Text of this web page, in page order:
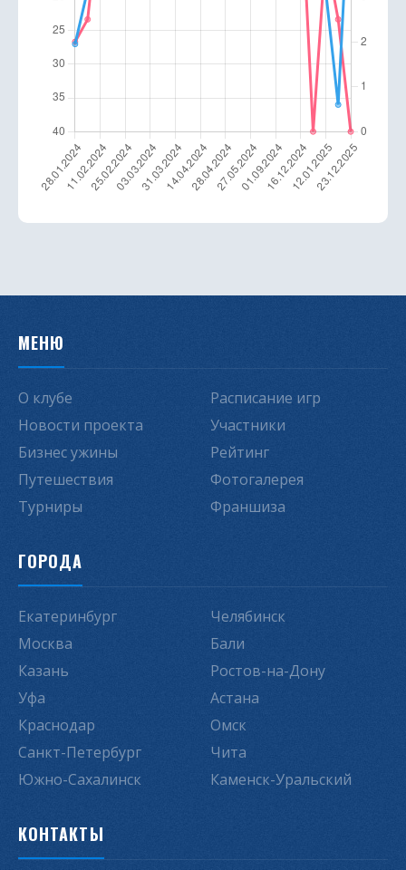
МЕНЮ
О клубе
Новости проекта
Бизнес ужины
Путешествия
Турниры
Расписание игр
Участники
Рейтинг
Фотогалерея
Франшиза
ГОРОДА
Екатеринбург
Москва
Казань
Уфа
Краснодар
Санкт-Петербург
Южно-Сахалинск
Челябинск
Бали
Ростов-на-Дону
Астана
Омск
Чита
Каменск-Уральский
КОНТАКТЫ